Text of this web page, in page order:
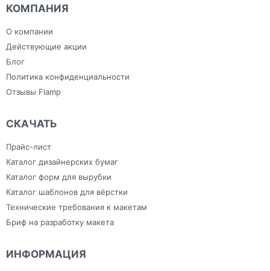
Ежедневники с
индивидуальным
Зонты
Изделия из ПВХ
Канцелярия
План эвакуации
Плоттерная резка
Холсты
Широкоформатная печать
КОМПАНИЯ
О компании
Действующие акции
Блог
Политика конфиденциальности
Отзывы Flamp
СКАЧАТЬ
Прайс-лист
Каталог дизайнерских бумаг
Каталог форм для вырубки
Каталог шаблонов для вёрстки
Технические требования к макетам
Бриф на разработку макета
ИНФОРМАЦИЯ